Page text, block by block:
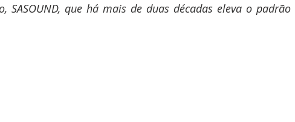
SASOUND, que há mais de duas décadas eleva o